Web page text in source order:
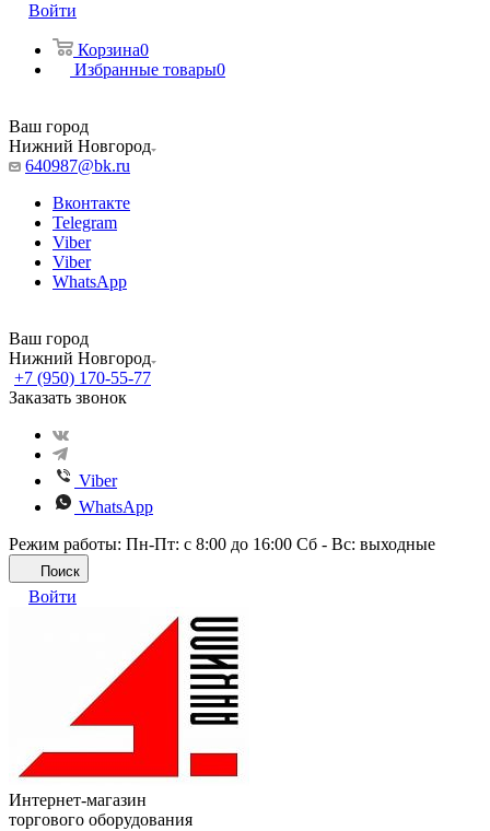
Войти
Корзина0
Избранные товары0
Ваш город
Нижний Новгород
640987@bk.ru
Вконтакте
Telegram
Viber
Viber
WhatsApp
Ваш город
Нижний Новгород
+7 (950) 170-55-77
Заказать звонок
Viber
WhatsApp
Режим работы: Пн-Пт: с 8:00 до 16:00 Сб - Вс: выходные
Поиск
Войти
Интернет-магазин
торгового оборудования